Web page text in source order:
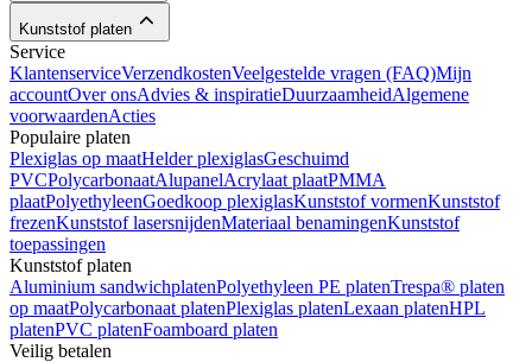
Kunststof platen
Service
KlantenserviceVerzendkostenVeelgestelde vragen (FAQ)Mijn
accountOver onsAdvies & inspiratieDuurzaamheidAlgemene
voorwaardenActies
Populaire platen
Plexiglas op maatHelder plexiglasGeschuimd
PVCPolycarbonaatAlupanelAcrylaat plaatPMMA
plaatPolyethyleenGoedkoop plexiglasKunststof vormenKunststof
frezenKunststof lasersnijdenMateriaal benamingenKunststof
toepassingen
Kunststof platen
Aluminium sandwichplatenPolyethyleen PE platenTrespa® platen
op maatPolycarbonaat platenPlexiglas platenLexaan platenHPL
platenPVC platenFoamboard platen
Veilig betalen